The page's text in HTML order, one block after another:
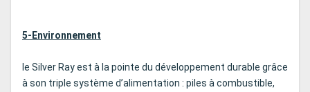
5-Environnement
le Silver Ray est à la pointe du développement durable grâce
à son triple système d’alimentation : piles à combustible,